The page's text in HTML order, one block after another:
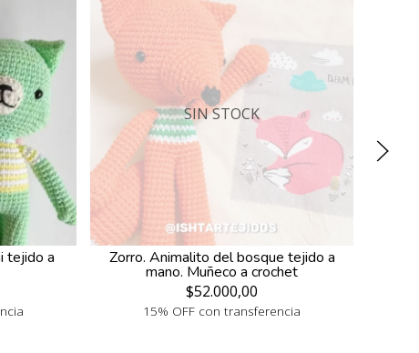
tejido a
SIN STOCK
Zorro. Animalito del bosque tejido a
mano. Muñeco a crochet
$52.000,00
15% OFF con transferencia